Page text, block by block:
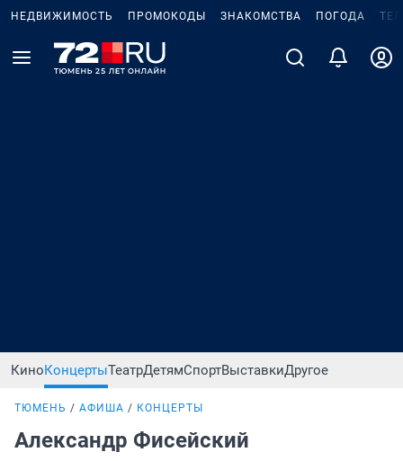
НЕДВИЖИМОСТЬ ПРОМОКОДЫ ЗНАКОМСТВА ПОГОДА
КиноКонцертыТеатрДетямСпортВыставкиДругое
ТЮМЕНЬ АФИША КОНЦЕРТЫ
Александр Фисейский